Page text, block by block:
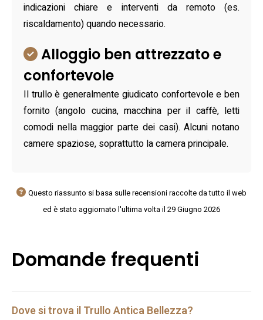
indicazioni chiare e interventi da remoto (es.
riscaldamento) quando necessario.
Alloggio ben attrezzato e
confortevole
Il trullo è generalmente giudicato confortevole e ben
fornito (angolo cucina, macchina per il caffè, letti
comodi nella maggior parte dei casi). Alcuni notano
camere spaziose, soprattutto la camera principale.
Questo riassunto si basa sulle recensioni raccolte da tutto il web
ed è stato aggiornato l'ultima volta il 29 Giugno 2026
Domande frequenti
Dove si trova il Trullo Antica Bellezza?